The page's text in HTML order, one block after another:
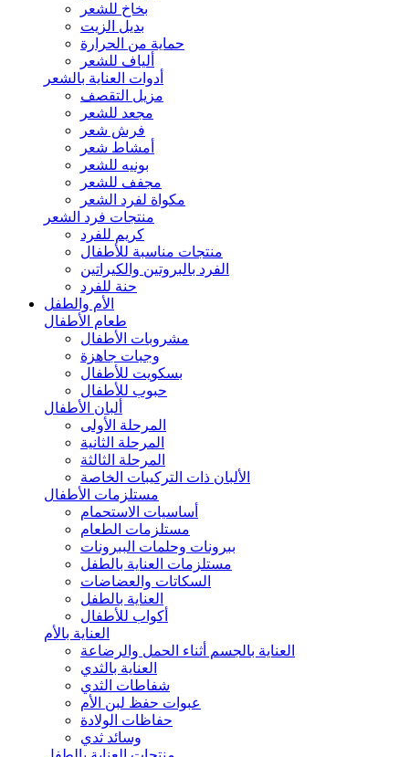
بخاخ للشعر
بديل الزيت
حماية من الحرارة
ألياف للشعر
أدوات العناية بالشعر
مزيل التقصف
مجعد للشعر
فرش شعر
أمشاط شعر
بونيه للشعر
مجفف للشعر
مكواة لفرد الشعر
منتجات فرد الشعر
كريم للفرد
منتجات مناسبة للأطفال
الفرد بالبروتين والكيراتين
حنة للفرد
الأم والطفل
طعام الأطفال
مشروبات الأطفال
وجبات جاهزة
بسكويت للأطفال
حبوب للأطفال
ألبان الأطفال
المرحلة الأولى
المرحلة الثانية
المرحلة الثالثة
الألبان ذات التركيبات الخاصة
مستلزمات الأطفال
أساسيات الاستحمام
مستلزمات الطعام
ببرونات وحلمات الببرونات
مستلزمات العناية بالطفل
السكاتات والعضاضات
العناية بالطفل
أكواب للأطفال
العناية بالأم
العناية بالجسم أثناء الحمل والرضاعة
العناية بالثدي
شفاطات الثدي
عبوات حفظ لبن الأم
حفاظات الولادة
وسائد ثدي